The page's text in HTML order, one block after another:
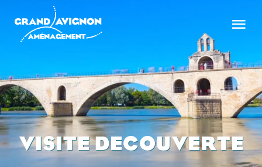
à
LA SOCIÉTÉ
LES OPÉRATIONS
NOS ACTUALITÉS
VOTRE PROJET
à
LA SOCIÉTÉ
LES OPÉRATIONS
NOS ACTUALITÉS
VOTRE PROJET
VISITE DECOUVERTE